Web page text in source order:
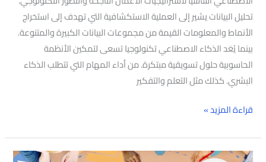
تحليل البيانات يشير إلى العملية الاستكشافية التي تهدف إلى استخراج
الأنماط والمعلومات القيمة من مجموعات البيانات الكبيرة والمتنوعة.
بينما يُعَد الذكاء الاصطناعي تكنولوجيا تسعى لتمكين الأنظمة
الحاسوبية حلول تسويقية مبتكرة. من أداء المهام التي تتطلب الذكاء
البشري. كذلك مثل التعلم والتفكير
قراءة المزيد »
استراتيجيات